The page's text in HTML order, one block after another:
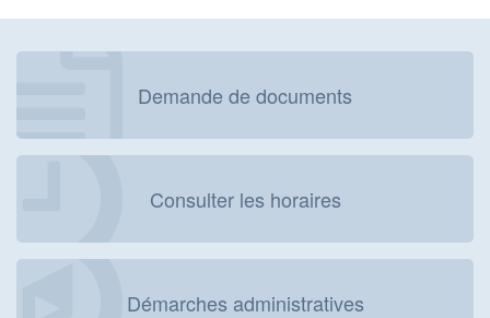
Demande de documents
Consulter les horaires
Démarches administratives